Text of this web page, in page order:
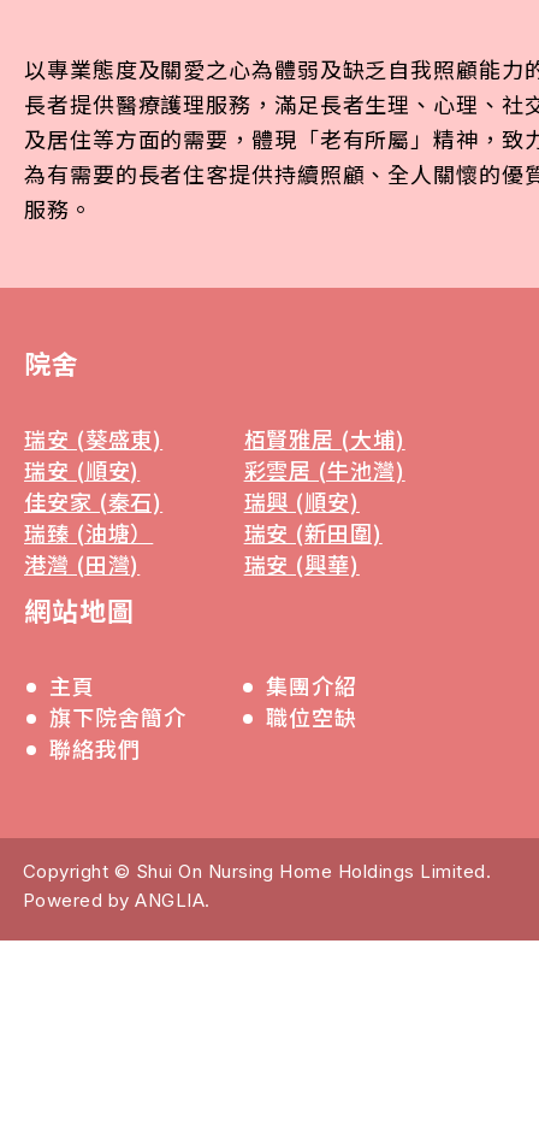
以專業態度及關愛之心為體弱及缺乏自我照顧能力
長者提供醫療護理服務，滿足長者生理、心理、社
及居住等方面的需要，體現「老有所屬」精神，致
為有需要的長者住客提供持續照顧、全人關懷的優
服務。
院舍
瑞安 (葵盛東)
栢賢雅居 (大埔)
瑞安 (順安)
彩雲居 (牛池灣)
佳安家 (秦石)
瑞興 (順安)
瑞臻 (油塘）
瑞安 (新田圍)
港灣 (田灣)
瑞安 (興華)
網站地圖
主頁
集團介紹
旗下院舍簡介
職位空缺
聯絡我們
Copyright © Shui On Nursing Home Holdings Limited.
Powered byANGLIA.